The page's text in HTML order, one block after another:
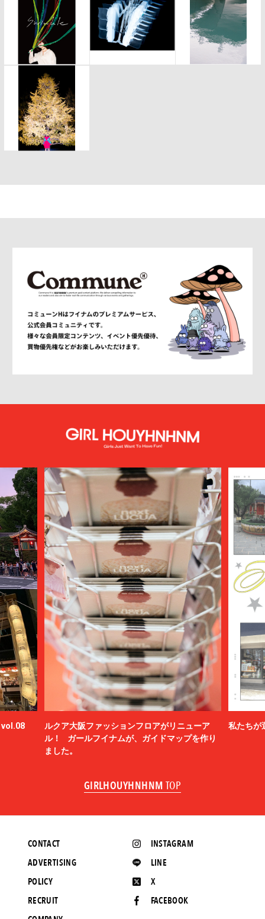
vol.08
ルクア大阪ファッションフロアがリニューア
ル！ ガールフイナムが、ガイドマップを作り
ました。
私たちが
GIRLHOUYHNHNM TOP
INSTAGRAM
LINE
X
FACEBOOK
CONTACT
ADVERTISING
POLICY
RECRUIT